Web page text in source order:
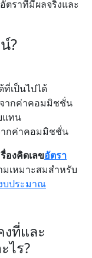
ตราที่มีผลจริงและ
?
เป็นไปได้
ากค่าคอมมิชชั่น
แทน
กค่าคอมมิชชั่น
องคิดเลขอัตรา
เหมาะสมสำหรับ
บประมาณ
งที่และ
ไร?